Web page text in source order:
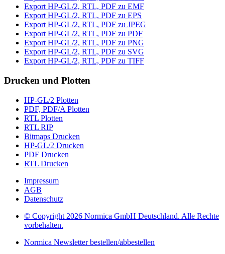
Export HP-GL/2, RTL, PDF zu EMF
Export HP-GL/2, RTL, PDF zu EPS
Export HP-GL/2, RTL, PDF zu JPEG
Export HP-GL/2, RTL, PDF zu PDF
Export HP-GL/2, RTL, PDF zu PNG
Export HP-GL/2, RTL, PDF zu SVG
Export HP-GL/2, RTL, PDF zu TIFF
Drucken und Plotten
HP-GL/2 Plotten
PDF, PDF/A Plotten
RTL Plotten
RTL RIP
Bitmaps Drucken
HP-GL/2 Drucken
PDF Drucken
RTL Drucken
Impressum
AGB
Datenschutz
© Copyright 2026 Normica GmbH Deutschland. Alle Rechte
vorbehalten.
Normica Newsletter bestellen/abbestellen